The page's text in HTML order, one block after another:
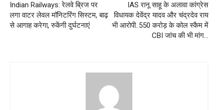
Indian Railways: रेलवे ब्रिज पर
लगा वाटर लेवल मॉनिटरिंग सिस्टम, बाढ़
से आगाह करेगा, रुकेंगी दुर्घटनाएं
IAS रानू साहू के अलावा कांग्रेस
विधायक देवेंद्र यादव और चंद्रदेव राय
भी आरोपी..550 करोड़ के कोल स्कैम में
CBI जांच की भी मांग…